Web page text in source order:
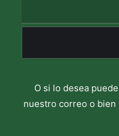
O si lo desea
nuestro correo o